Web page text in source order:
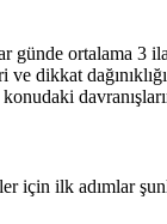
günde ortalama 3
dikkat
için ilk adımlar